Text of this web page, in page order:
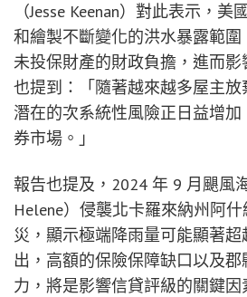
（Jesse Keenan）對此表示，美
和繪製不斷變化的洪水暴露範
未投保財產的財政負擔，進而影
也提到：「隨著越來越多屋主放
潛在的次系統性風險正日益增
券市場。」
報告也提及，2024 年 9 月颶風
Helene）侵襲北卡羅來納州阿
災，顯示極端降雨量可能顯著
出，高額的保險保障缺口以及
力，將是影響信貸評級的關鍵